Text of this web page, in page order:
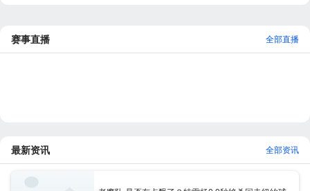
赛事直播 全部直播
最新资讯 全部资讯